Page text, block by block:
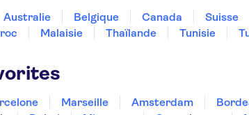
Australie Belgique Canada Suisse
Malaisie Thaïlande Tunisie
Marseille Amsterdam